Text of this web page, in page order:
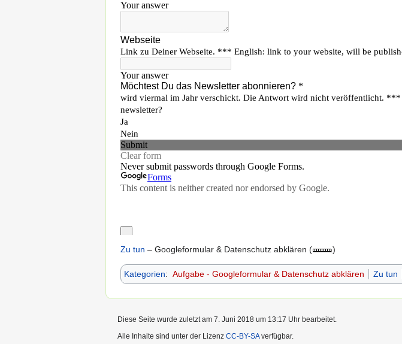
Zu tun – Googleformular & Datenschutz abklären ( )
Kategorien: Aufgabe - Googleformular & Datenschutz abklären Zu tun
Diese Seite wurde zuletzt am 7. Juni 2018 um 13:17 Uhr bearbeitet.
Alle Inhalte sind unter der Lizenz CC-BY-SAverfügbar.